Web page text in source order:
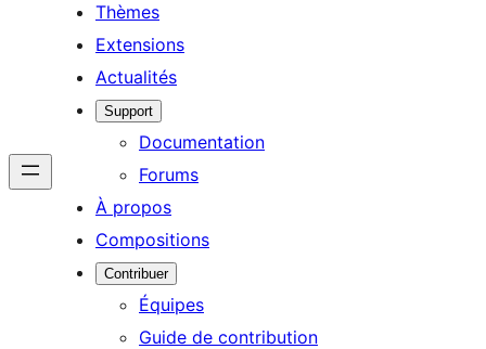
Thèmes
Extensions
Actualités
Support
Documentation
Forums
À propos
Compositions
Contribuer
Équipes
Guide de contribution